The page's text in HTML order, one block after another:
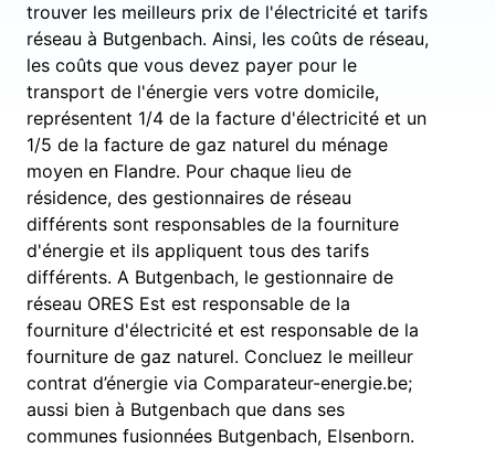
trouver les meilleurs prix de l'électricité et tarifs
réseau à Butgenbach. Ainsi, les coûts de réseau,
les coûts que vous devez payer pour le
transport de l'énergie vers votre domicile,
représentent 1/4 de la facture d'électricité et un
1/5 de la facture de gaz naturel du ménage
moyen en Flandre. Pour chaque lieu de
résidence, des gestionnaires de réseau
différents sont responsables de la fourniture
d'énergie et ils appliquent tous des tarifs
différents. A Butgenbach, le gestionnaire de
réseau ORES Est est responsable de la
fourniture d'électricité et est responsable de la
fourniture de gaz naturel. Concluez le meilleur
contrat d’énergie via Comparateur-energie.be;
aussi bien à Butgenbach que dans ses
communes fusionnées Butgenbach, Elsenborn.